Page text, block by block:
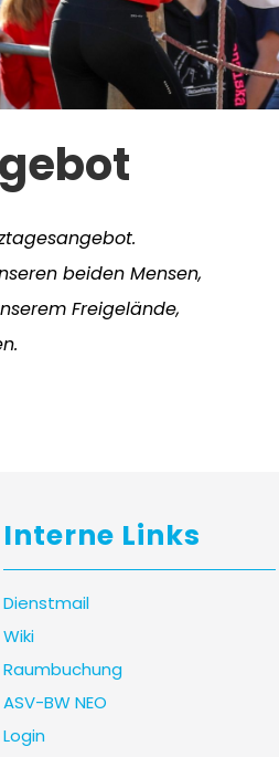
beiden Mensen,
Freigelände,
Interne Links
Dienstmail
Wiki
Raumbuchung
ASV-BW NEO
Login